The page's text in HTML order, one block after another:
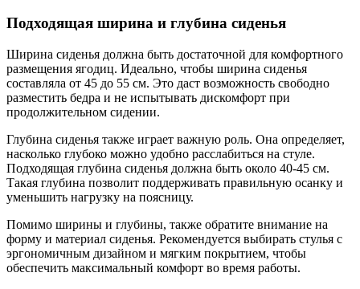
Подходящая ширина и глубина сиденья
Ширина сиденья должна быть достаточной для комфортного
размещения ягодиц. Идеально, чтобы ширина сиденья
составляла от 45 до 55 см. Это даст возможность свободно
разместить бедра и не испытывать дискомфорт при
продолжительном сидении.
Глубина сиденья также играет важную роль. Она определяет,
насколько глубоко можно удобно расслабиться на стуле.
Подходящая глубина сиденья должна быть около 40-45 см.
Такая глубина позволит поддерживать правильную осанку и
уменьшить нагрузку на поясницу.
Помимо ширины и глубины, также обратите внимание на
форму и материал сиденья. Рекомендуется выбирать стулья с
эргономичным дизайном и мягким покрытием, чтобы
обеспечить максимальный комфорт во время работы.